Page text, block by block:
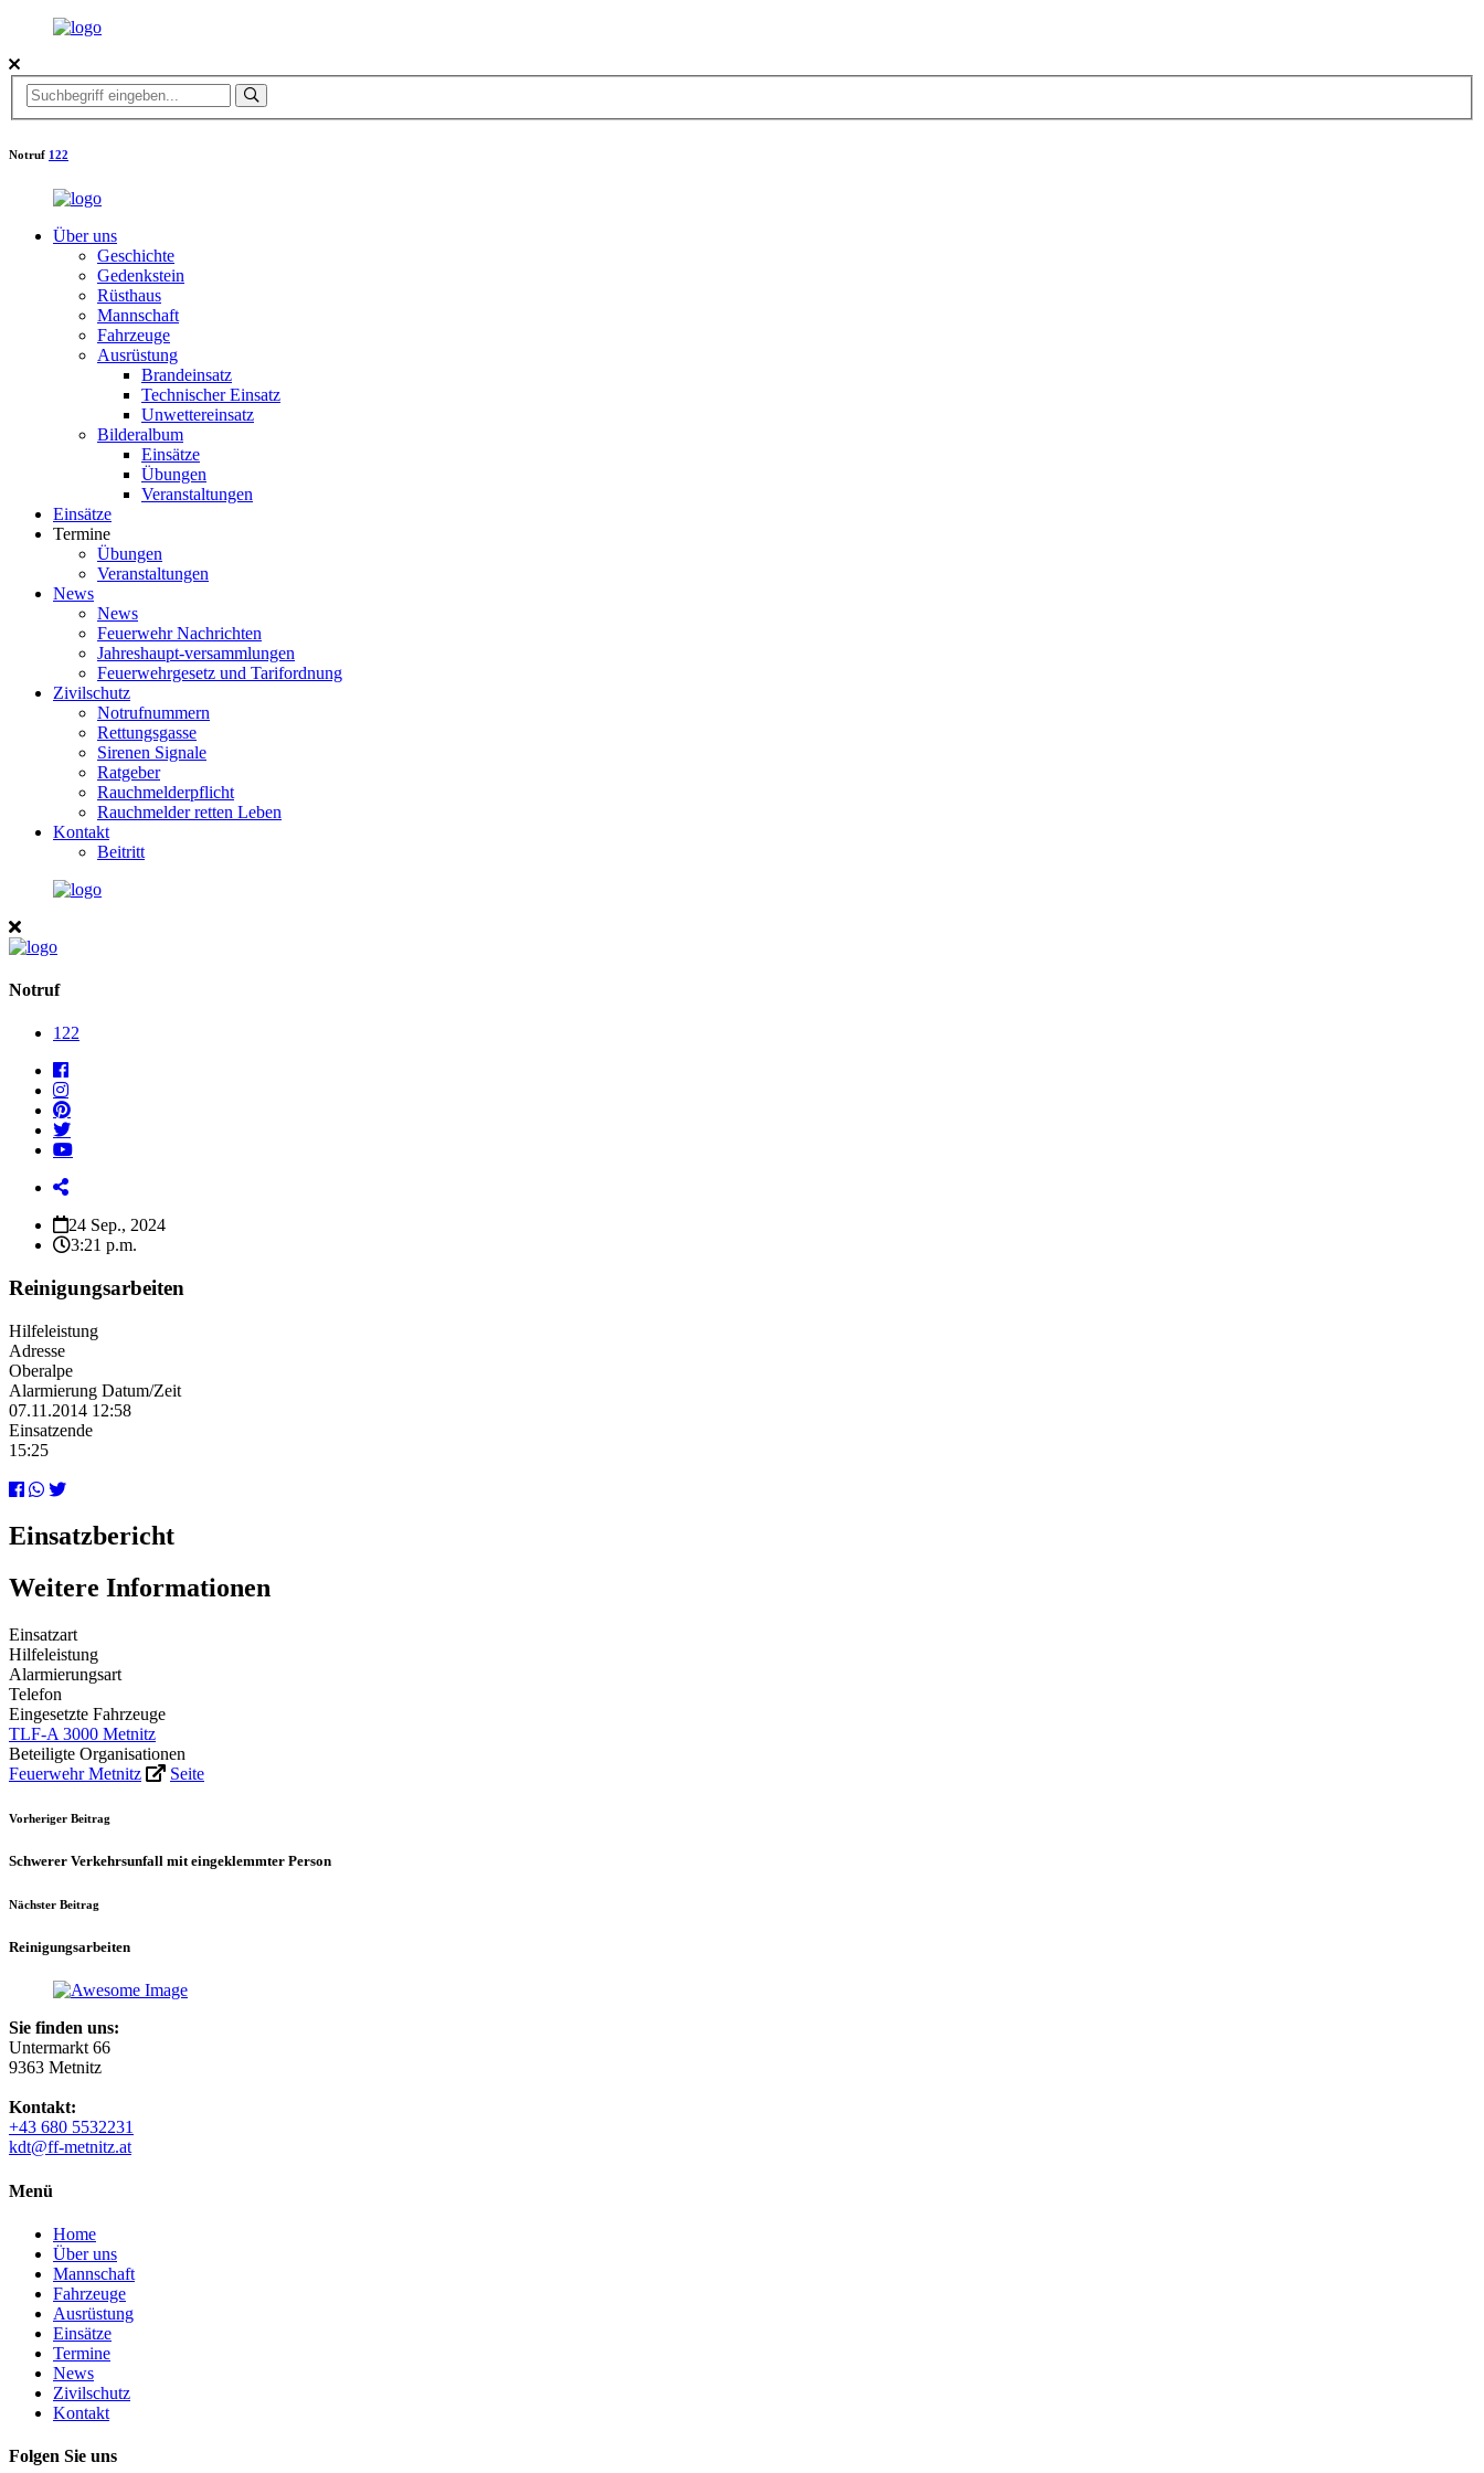
Notruf 122
Über uns
Geschichte
Gedenkstein
Rüsthaus
Mannschaft
Fahrzeuge
Ausrüstung
Brandeinsatz
Technischer Einsatz
Unwettereinsatz
Bilderalbum
Einsätze
Übungen
Veranstaltungen
Einsätze
Termine
Übungen
Veranstaltungen
News
News
Feuerwehr Nachrichten
Jahreshaupt-versammlungen
Feuerwehrgesetz und Tarifordnung
Zivilschutz
Notrufnummern
Rettungsgasse
Sirenen Signale
Ratgeber
Rauchmelderpflicht
Rauchmelder retten Leben
Kontakt
Beitritt
Notruf
122
24 Sep., 2024
3:21 p.m.
Reinigungsarbeiten
Hilfeleistung
Adresse
Oberalpe
Alarmierung Datum/Zeit
07.11.2014 12:58
Einsatzende
15:25
Einsatzbericht
Weitere Informationen
Einsatzart
Hilfeleistung
Alarmierungsart
Telefon
Eingesetzte Fahrzeuge
TLF-A 3000 Metnitz
Beteiligte Organisationen
Feuerwehr Metnitz
Seite
Vorheriger Beitrag
Schwerer Verkehrsunfall mit eingeklemmter Person
Nächster Beitrag
Reinigungsarbeiten
Sie finden uns:
Untermarkt 66
9363 Metnitz
Kontakt:
+43 680 5532231
kdt@ff-metnitz.at
Menü
Home
Über uns
Mannschaft
Fahrzeuge
Ausrüstung
Einsätze
Termine
News
Zivilschutz
Kontakt
Folgen Sie uns